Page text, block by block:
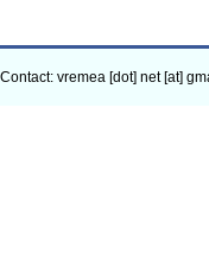
Contact: vremea [dot] net [at]